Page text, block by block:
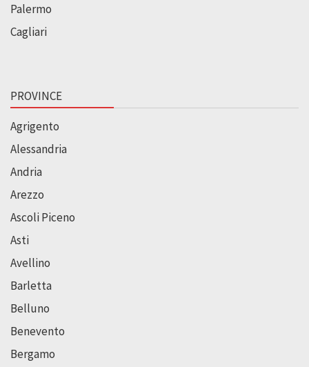
Palermo
Cagliari
PROVINCE
Agrigento
Alessandria
Andria
Arezzo
Ascoli Piceno
Asti
Avellino
Barletta
Belluno
Benevento
Bergamo